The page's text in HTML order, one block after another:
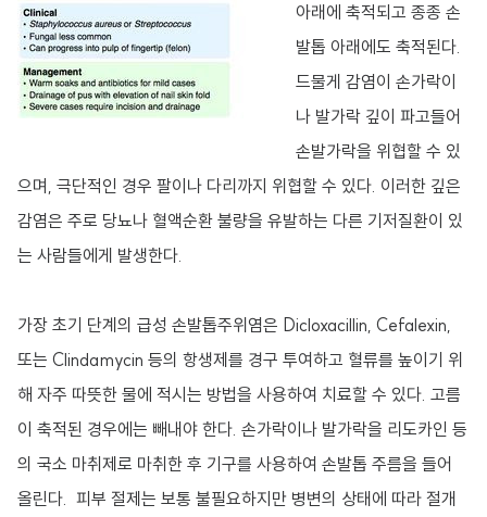
아래에 축적되고 종종 손
발톱 아래에도 축적된다.
드물게 감염이 손가락이
나 발가락 깊이 파고들어
손발가락을 위협할 수 있
으며, 극단적인 경우 팔이나 다리까지 위협할 수 있다. 이러한 깊은
감염은 주로 당뇨나 혈액순환 불량을 유발하는 다른 기저질환이 있
는 사람들에게 발생한다.
가장 초기 단계의 급성 손발톱주위염은 Dicloxacillin, Cefalexin,
또는 Clindamycin 등의 항생제 를 경구 투여하고 혈류를 높이기 위
해 자주 따뜻한 물에 적시는 방법을 사용하여 치료할 수 있다. 고름
이 축적된 경우에는 빼내야 한다. 손가락이나 발가락을 리도카인 등
의 국소 마취제로 마취한 후 기구를 사용하여 손발톱 주름을 들어
올린다. 피부 절제는 보통 불필요하지만 병변의 상태에 따라 절개